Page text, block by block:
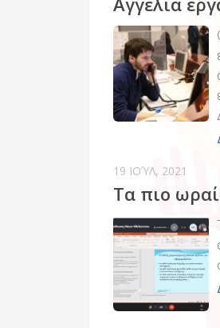
19 ΙΟΎΛ, 2021
Τα πιο